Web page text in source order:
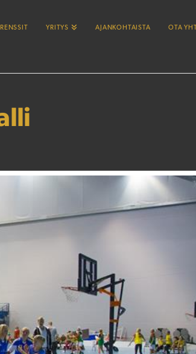
YRITYS AJANKOHTAISTA OTA